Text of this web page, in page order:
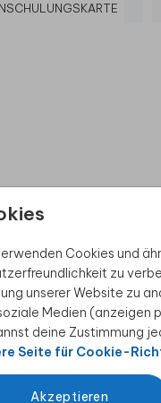
Cookies und
zu
unserer Website zu
Medien (anzeigen
deine Zustimmung
Seite für Cookie-
Akzeptieren
sichern
kreative
Als Dankeschön